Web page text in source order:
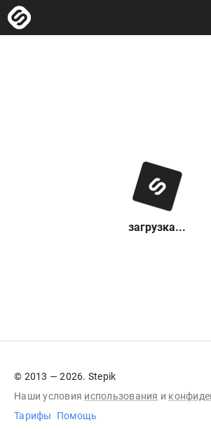
загрузка...
© 2013 — 2026. Stepik
Наши условия использования и
Тарифы
Помощь